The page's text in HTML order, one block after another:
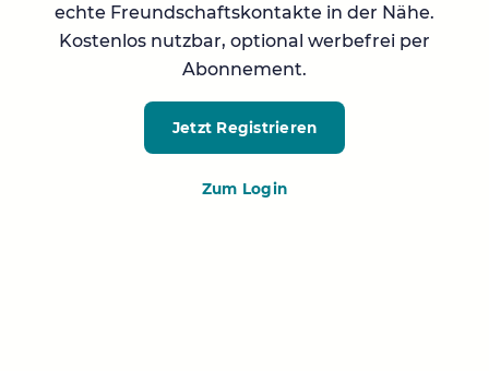
echte Freundschaftskontakte in der Nähe.
Kostenlos nutzbar, optional werbefrei per
Abonnement.
Jetzt Registrieren
Zum Login